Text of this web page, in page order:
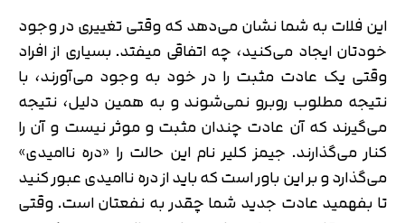
این فلات به شما نشان می‌دهد که وقتی تغییری در وجود
خودتان ایجاد می‌کنید، چه اتفاقی میفتد. بسیاری از افراد
وقتی یک عادت مثبت را در خود به وجود می‌آورند، با
نتیجه مطلوب روبرو نمی‌شوند و به همین دلیل، نتیجه
می‌گیرند که آن عادت چندان مثبت و موثر نیست و آن را
کنار می‌گذارند. جیمز کلیر نام این حالت را «دره ناامیدی»
می‌گذارد و بر این باور است که باید از دره ناامیدی عبور کنید
تا بفهمید عادت جدید شما چقدر به نفعتان است. وقتی